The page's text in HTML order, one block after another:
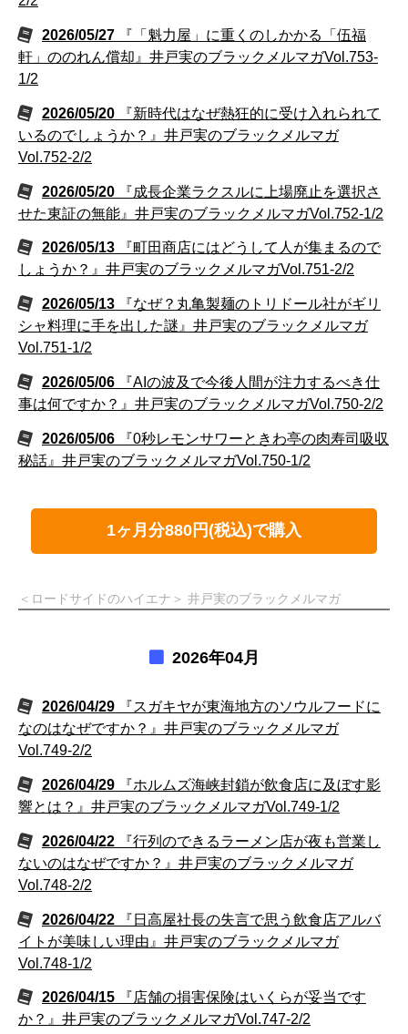
2026/05/27
『「魁力屋」に重くのしかかる「伍福
軒」ののれん償却』井戸実のブラックメルマガVol.753-
1/2
2026/05/20
『新時代はなぜ熱狂的に受け入れられて
いるのでしょうか？』井戸実のブラックメルマガ
Vol.752-2/2
2026/05/20
『成長企業ラクスルに上場廃止を選択さ
せた東証の無能』井戸実のブラックメルマガVol.752-1/2
2026/05/13
『町田商店にはどうして人が集まるので
しょうか？』井戸実のブラックメルマガVol.751-2/2
2026/05/13
『なぜ？丸亀製麺のトリドール社がギリ
シャ料理に手を出した謎』井戸実のブラックメルマガ
Vol.751-1/2
2026/05/06
『AIの波及で今後人間が注力するべき仕
事は何ですか？』井戸実のブラックメルマガVol.750-2/2
2026/05/06
『0秒レモンサワーときわ亭の肉寿司吸収
秘話』井戸実のブラックメルマガVol.750-1/2
1ヶ月分880円(税込)で購入
＜ロードサイドのハイエナ＞ 井戸実のブラックメルマガ
2026年04月
2026/04/29
『スガキヤが東海地方のソウルフードに
なのはなぜですか？』井戸実のブラックメルマガ
Vol.749-2/2
2026/04/29
『ホルムズ海峡封鎖が飲食店に及ぼす影
響とは？』井戸実のブラックメルマガVol.749-1/2
2026/04/22
『行列のできるラーメン店が夜も営業し
ないのはなぜですか？』井戸実のブラックメルマガ
Vol.748-2/2
2026/04/22
『日高屋社長の失言で思う飲食店アルバ
イトが美味しい理由』井戸実のブラックメルマガ
Vol.748-1/2
2026/04/15
『店舗の損害保険はいくらが妥当です
か？』井戸実のブラックメルマガVol.747-2/2